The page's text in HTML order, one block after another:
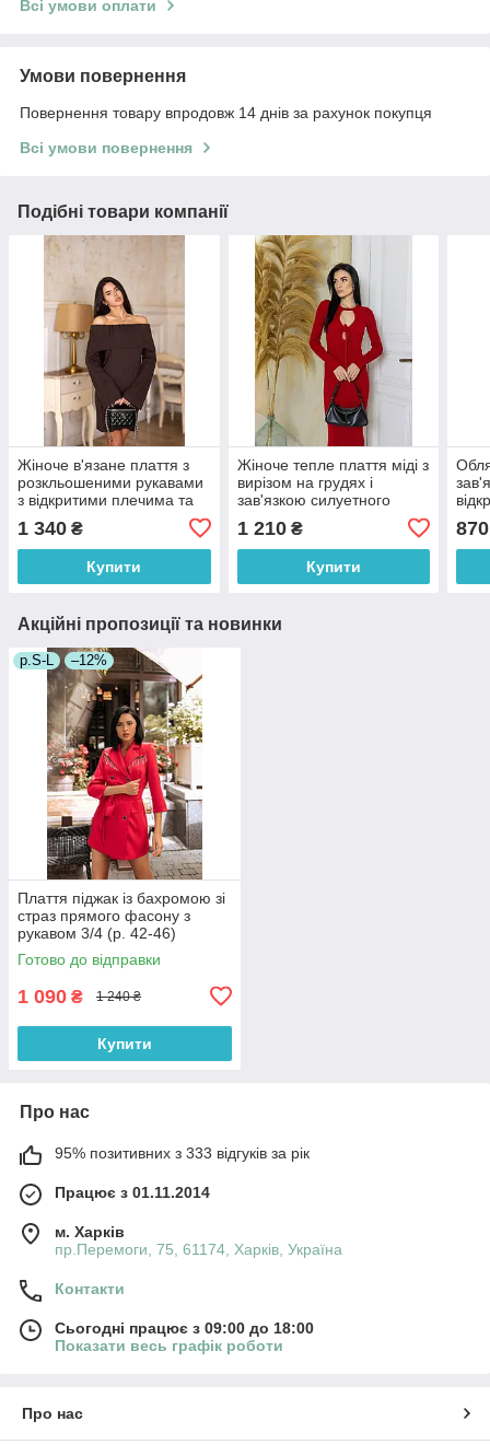
Всі умови оплати
Умови повернення
Повернення товару впродовж 14 днів за рахунок покупця
Всі умови повернення
Подібні товари компанії
Жіноче в'язане плаття з
розкльошеними рукавами
з відкритими плечима та
4036203
1 340 ₴
Купити
Жіноче тепле плаття міді з
вирізом на грудях і
зав'язкою силуетного
крою (р. 42-46) 4036197
1 210₴
Купити
44)
870
Акційні пропозиції та новинки
р.S-L –12%
Плаття піджак із бахромою зі
страз прямого фасону з
рукавом 3/4 (р. 42-46)
66032050Qr
Готово до відправки
1 090 ₴ 1 240 ₴
Купити
Про нас
95% позитивних з 333 відгуків за рік
Працює з 01.11.2014
м. Харків
пр.Перемоги, 75, 61174, Харків, Україна
Контакти
Сьогодні працює з 09:00 до 18:00
Показати весь графік роботи
Про нас